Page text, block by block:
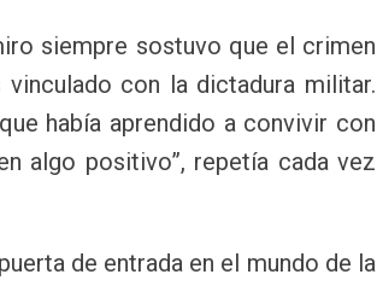
siempre sostuvo que el crimen
con la dictadura militar.
había aprendido a convivir con
algo positivo”, repetía cada vez
de entrada en el mundo de la